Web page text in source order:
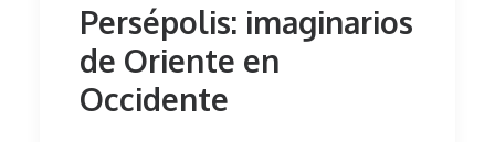
Persépolis: imaginarios
de Oriente en
Occidente